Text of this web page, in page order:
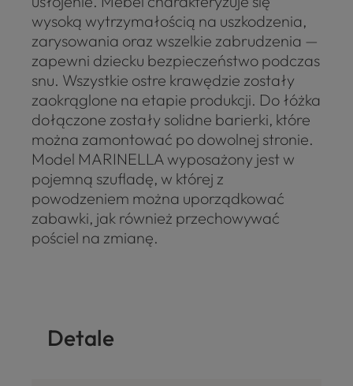
wysoką wytrzymałością na uszkodzenia,
zarysowania oraz wszelkie zabrudzenia —
zapewni dziecku bezpieczeństwo podczas
snu. Wszystkie ostre krawędzie zostały
zaokrąglone na etapie produkcji. Do łóżka
dołączone zostały solidne barierki, które
można zamontować po dowolnej stronie.
Model MARINELLA wyposażony jest w
pojemną szufladę, w której z
powodzeniem można uporządkować
zabawki, jak również przechowywać
pościel na zmianę.
Detale